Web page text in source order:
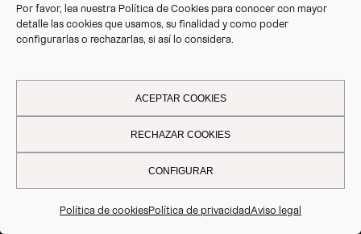
Por favor, lea nuestra Política de Cookies para conocer con mayor
detalle las cookies que usamos, su finalidad y como poder
configurarlas o rechazarlas, si así lo considera.
ACEPTAR COOKIES
RECHAZAR COOKIES
CONFIGURAR
Política de cookiesPolítica de privacidadAviso legal
P.I. La Polvorista
30500 Molina de Segura
Murcia. España
F. +34 968 387 766
info@vrioeurope.com